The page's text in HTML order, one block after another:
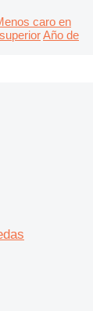
caro en
Año de